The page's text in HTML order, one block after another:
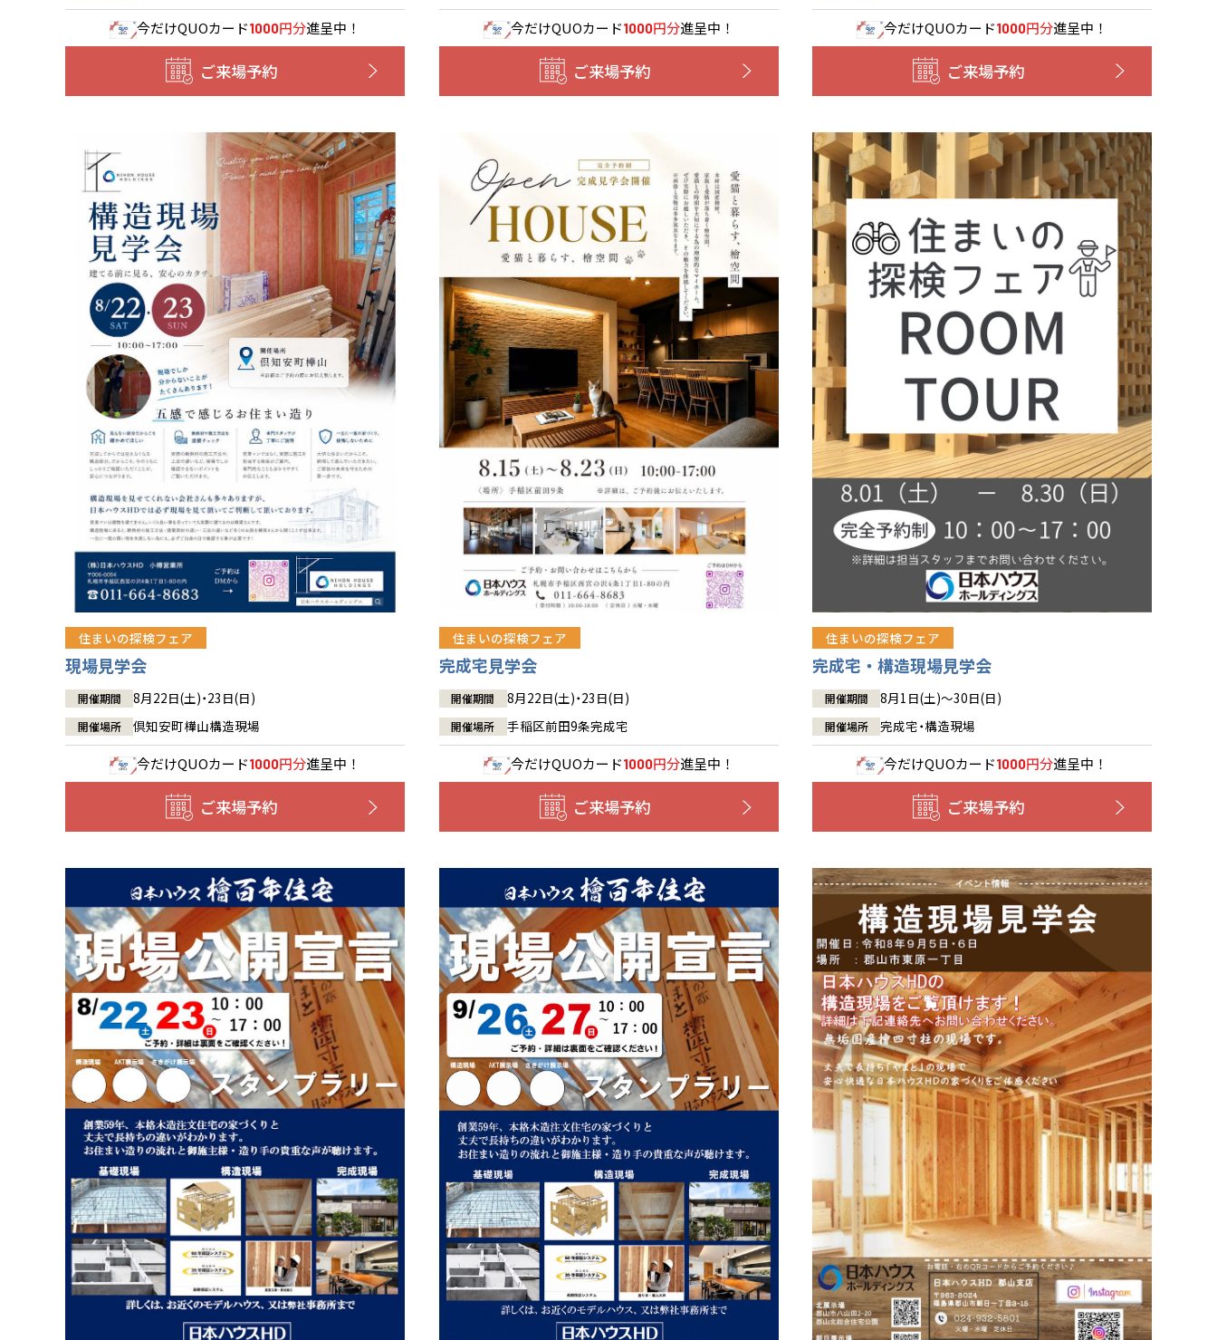
今だけQUOカード1000円分進呈中！
ご来場予約
今だけQUOカード1000円分進呈中！
ご来場予約
今だけQUOカード1000円分進呈中！
ご来場予約
住まいの探検フェア
現場見学会
開催期間 8月22日(土)・23日(日)
開催場所 倶知安町樺山構造現場
今だけQUOカード1000円分進呈中！
ご来場予約
住まいの探検フェア
完成宅見学会
開催期間 8月22日(土)・23日(日)
開催場所 手稲区前田9条完成宅
今だけQUOカード1000円分進呈中！
ご来場予約
住まいの探検フェア
完成宅・構造現場見学会
開催期間 8月1日(土)～30日(日)
開催場所 完成宅・構造現場
今だけQUOカード1000円分進呈中！
ご来場予約